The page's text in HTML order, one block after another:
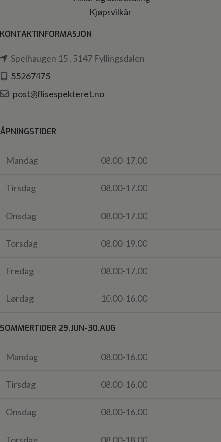
Kjøpsvilkår
KONTAKTINFORMASJON
Spelhaugen 15 , 5147 Fyllingsdalen
55267475
post@flisespekteret.no
ÅPNINGSTIDER
Mandag 08.00-17.00
Tirsdag 08.00-17.00
Onsdag 08.00-17.00
Torsdag 08.00-19.00
Fredag 08.00-17.00
Lørdag 10.00-16.00
SOMMERTIDER 29.JUN-30.AUG
Mandag 08.00-16.00
Tirsdag 08.00-16.00
Onsdag 08.00-16.00
Torsdag 08.00-18.00